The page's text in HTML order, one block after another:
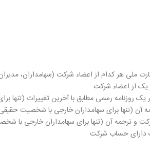
ملی هر کدام از اعضاء شرکت (سهامداران،
از اعضاء شرکت
روزنامه رسمی مطابق با آخرین تغییرات (تنها
آن (تنها برای سهامداران خارجی با شخصیت
و ترجمه آن (تنها برای سهامداران خارجی با
دارای حساب شرکت